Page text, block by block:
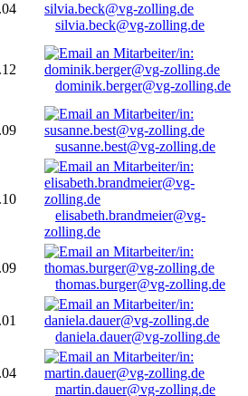
silvia.beck@vg-zolling.de
dominik.berger@vg-zolling.de
susanne.best@vg-zolling.de
elisabeth.brandmeier@vg-
zolling.de
thomas.burger@vg-zolling.de
daniela.dauer@vg-zolling.de
martin.dauer@vg-zolling.de